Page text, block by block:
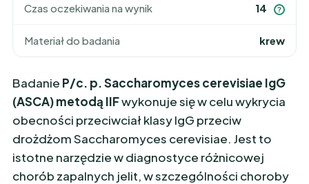
Czas oczekiwania na wynik 14 ?
Materiał do badania krew
Badanie P/c. p. Saccharomyces cerevisiae IgG
(ASCA) metodą IIFwykonuje się w celu wykrycia
obecności przeciwciał klasy IgG przeciw
drożdżom Saccharomyces cerevisiae. Jest to
istotne narzędzie w diagnostyce różnicowej
chorób zapalnych jelit, w szczególności choroby